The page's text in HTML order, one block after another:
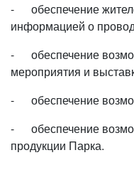
- обеспечение
информацией о
- обеспечение
мероприятия и
- обеспечение
- обеспечение
продукции Парка.